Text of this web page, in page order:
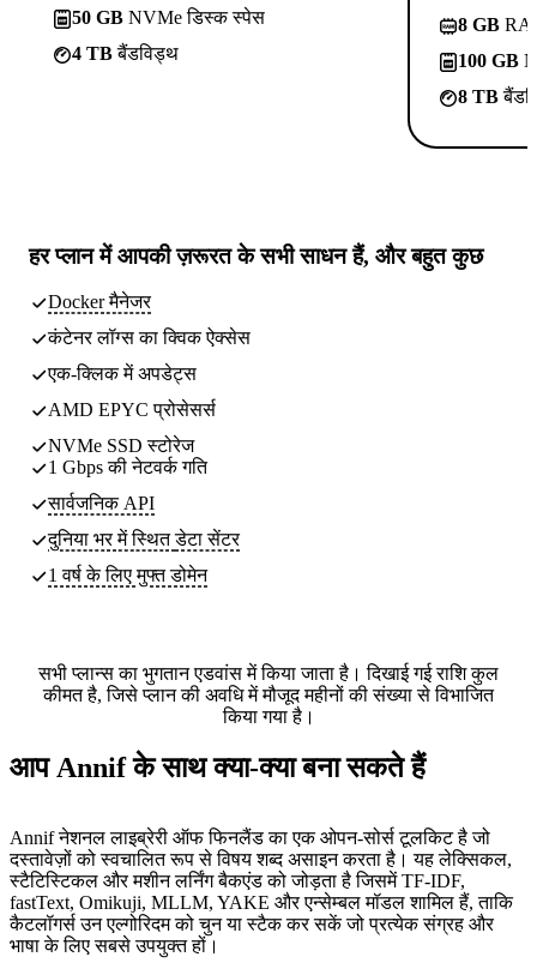
50 GB NVMe डिस्क स्पेस
4 TBबैंडविड्थ
8 GB
100 GB
8 TB
हर प्लान मेंआपकी ज़रूरत के सभी साधनहैं, और बहुत कुछ
Docker मैनेजर
कंटेनर लॉग्स का क्विक ऐक्सेस
एक-क्लिक में अपडेट्स
AMD EPYC प्रोसेसर्स
NVMe SSD स्टोरेज
1 Gbps की नेटवर्क गति
सार्वजनिक API
दुनिया भर में स्थितडेटा सेंटर
1 वर्ष के लिए मुफ्त डोमेन
सभी प्लान्स का भुगतान एडवांस में किया जाता है। दिखाई गई राशि कुल
कीमत है, जिसे प्लान की अवधि में मौजूद महीनों की संख्या से विभाजित
किया गया है।
आप Annif के साथ क्या-क्या बना सकते हैं
Annif नेशनल लाइब्रेरी ऑफ फिनलैंड का एक ओपन-सोर्स टूलकिट है जो
दस्तावेज़ों को स्वचालित रूप से विषय शब्द असाइन करता है। यह लेक्सिकल,
स्टैटिस्टिकल और मशीन लर्निंग बैकएंड को जोड़ता है जिसमें TF-IDF,
fastText, Omikuji, MLLM, YAKE और एन्सेम्बल मॉडल शामिल हैं, ताकि
कैटलॉगर्स उन एल्गोरिदम को चुन या स्टैक कर सकें जो प्रत्येक संग्रह और
भाषा के लिए सबसे उपयुक्त हों।